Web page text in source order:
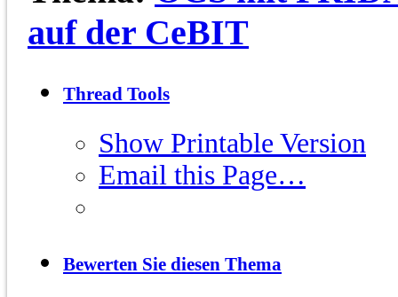
auf der CeBIT
Thread Tools
Show Printable Version
Email this Page…
Bewerten Sie diesen Thema